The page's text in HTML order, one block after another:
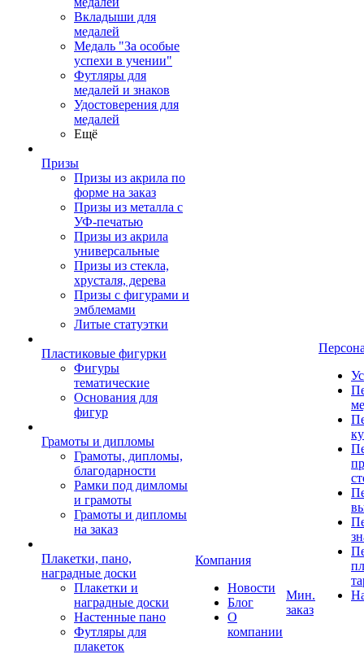
Вкладыши для
медалей
Медаль "За особые
успехи в учении"
Футляры для
медалей и знаков
Удостоверения для
медалей
Ещё
Призы
Призы из акрила по
форме на заказ
Призы из металла с
УФ-печатью
Призы из акрила
универсальные
Призы из стекла,
хрусталя, дерева
Призы с фигурами и
эмблемами
Литые статуэтки
Пластиковые фигурки
Фигуры
тематические
Основания для
фигур
Грамоты и дипломы
Грамоты, дипломы,
благодарности
Рамки под димломы
и грамоты
Грамоты и дипломы
на заказ
Плакетки, пано,
наградные доски
Плакетки и
наградные доски
Настенные пано
Футляры для
плакеток
Компания
Новости
Блог
О
компании
Мин.
заказ